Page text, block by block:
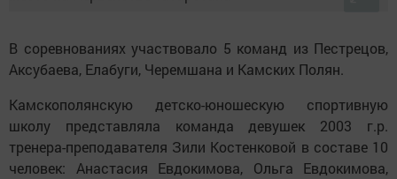
В соревнованиях участвовало 5 команд из Пестрецов,
Аксубаева, Елабуги, Черемшана и Камских Полян.
Камскополянскую детско-юношескую спортивную
школу представляла команда девушек 2003 г.р.
тренера-преподавателя Зили Костенковой в составе 10
человек: Анастасия Евдокимова, Ольга Евдокимова,